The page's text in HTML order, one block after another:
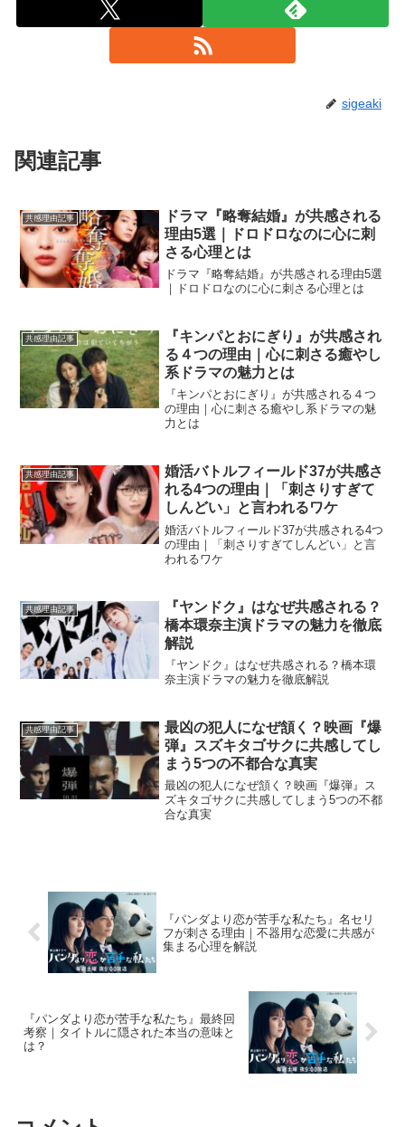
sigeaki
関連記事
共感理由記事
ドラマ『略奪結婚』が共感される
理由5選｜ドロドロなのに心に刺
さる心理とは
ドラマ『略奪結婚』が共感される理由5選
｜ドロドロなのに心に刺さる心理とは
共感理由記事
『キンパとおにぎり』が共感され
る４つの理由｜心に刺さる癒やし
系ドラマの魅力とは
『キンパとおにぎり』が共感される４つ
の理由｜心に刺さる癒やし系ドラマの魅
力とは
共感理由記事
婚活バトルフィールド37が共感さ
れる4つの理由｜「刺さりすぎて
しんどい」と言われるワケ
婚活バトルフィールド37が共感される4つ
の理由｜「刺さりすぎてしんどい」と言
われるワケ
共感理由記事
『ヤンドク』はなぜ共感される？
橋本環奈主演ドラマの魅力を徹底
解説
『ヤンドク』はなぜ共感される？橋本環
奈主演ドラマの魅力を徹底解説
共感理由記事
最凶の犯人になぜ頷く？映画『爆
弾』スズキタゴサクに共感してし
まう5つの不都合な真実
最凶の犯人になぜ頷く？映画『爆弾』ス
ズキタゴサクに共感してしまう5つの不都
合な真実
『パンダより恋が苦手な私たち』名セリ
フが刺さる理由｜不器用な恋愛に共感が
集まる心理を解説
『パンダより恋が苦手な私たち』最終回
考察｜タイトルに隠された本当の意味と
は？